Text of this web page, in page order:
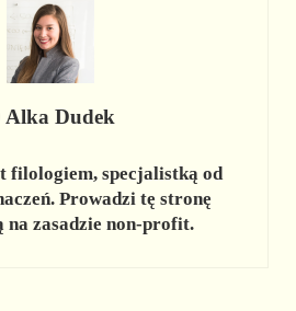
Alka Dudek
filologiem, specjalistką od
Prowadzi tę stronę
na zasadzie non-profit.